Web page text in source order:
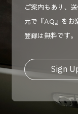
ご案内もあり、
元で『AQ』をお
登録は無料です。
Sign